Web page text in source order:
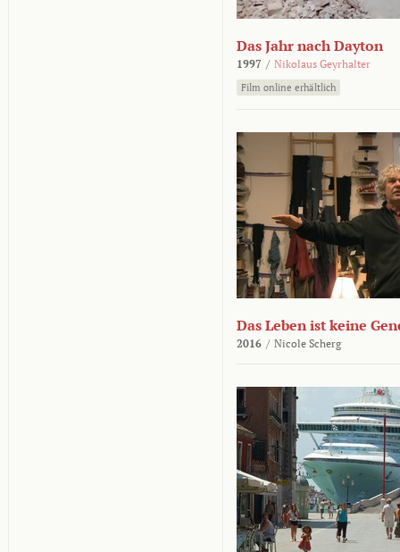
Das Jahr nach Dayton
1997 / Nikolaus Geyrhalter
Film online erhältlich
Das Leben ist keine
2016 / Nicole Scherg